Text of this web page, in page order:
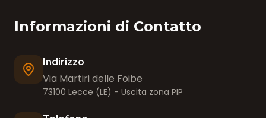
Informazioni di Contatto
Indirizzo
Via Martiri delle Foibe
73100 Lecce (LE) - Uscita zona PIP